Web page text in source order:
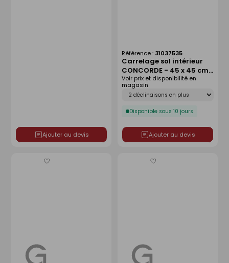
Ajouter au devis
Carrelage sol intérieur
CONCORDE - 45 x 45 cm
ép.8 mm - acier
Référence : 31037535
Déclinaison
Disponible sous 10 jours
Voir prix et disponibilité en
magasin
Ajouter au devis
Enregistrer
Enregistrer